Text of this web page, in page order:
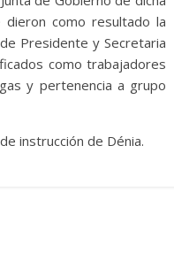
dieron como resultado la
Presidente y Secretaria
como trabajadores
y pertenencia a grupo
instrucción de Dénia.